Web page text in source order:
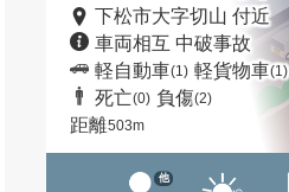
下松市大字切山 付近
車両相互 中破事故
軽自動車(1) 軽貨物車(1)
死亡(0) 負傷(2)
距離503m
他